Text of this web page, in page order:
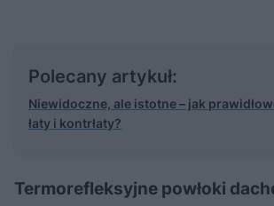
Polecany artykuł:
Niewidoczne, ale istotne – jak
łaty i kontrłaty?
Termorefleksyjne powłoki